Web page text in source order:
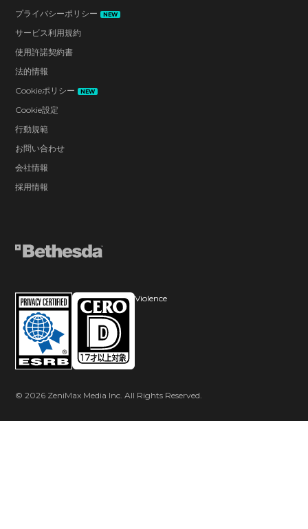
プライバシーポリシー NEW
サービス利用規約
使用許諾契約書
法的情報
Cookieポリシー
NEW
Cookie設定
行動規範
お問い合わせ
会社情報
採用情報
Violence
© 2026 ZeniMax Media Inc. All Rights Reserved.